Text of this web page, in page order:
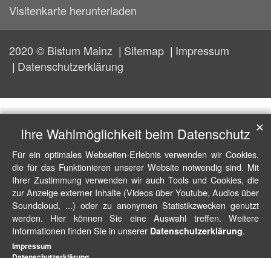
Visitenkarte herunterladen
2020 © Bistum Mainz Sitemap
Impressum
Datenschutzerklärung
Ihre Wahlmöglichkeit beim Datenschutz
Für ein optimales Webseiten-Erlebnis verwenden wir Cookies,
die für das Funktionieren unserer Website notwendig sind. Mit
Ihrer Zustimmung verwenden wir auch Tools und Cookies, die
zur Anzeige externer Inhalte (Videos über Youtube, Audios über
Soundcloud, ...) oder zu anonymen Statistikzwecken genutzt
werden. Hier können Sie eine Auswahl treffen. Weitere
Informationen finden Sie in unserer Datenschutzerklärung.
✕
Impressum